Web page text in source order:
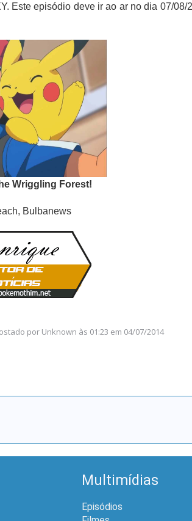
Este episódio deve ir ao ar no dia 07/08/
Wriggling Forest!
Bulbanews
por Unknown às 01:23 em 04/07/2014
Multimídias
Episódios